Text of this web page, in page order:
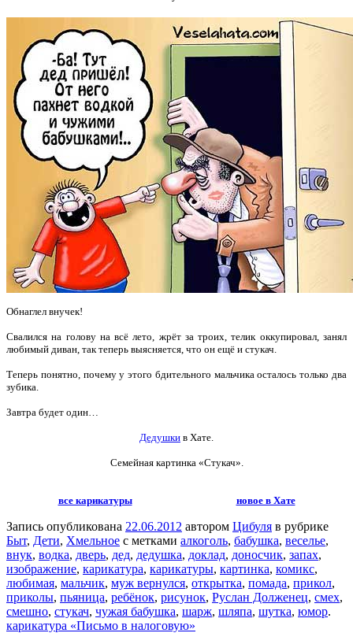
Обнаглел внучек!
Свалился на голову на всё лето, жрёт за троих, телик оккупировал, занял
любимый диван, так теперь выясняется, что он ещё и стукач.
Теперь понятно, почему у этого бдительного мальчика осталось только два
зубика.
Завтра будет один…
Дедушки в Хате.
Семейная картинка «Стукач».
все карикатуры новое в Хате
Запись опубликована 22.06.2012 автором Цибуля в рубрике
Быт, Дети, Хмельное с метками алкоголь, бабушка, веселье,
внук, водка, дверь, дед, дедушка, доклад, доносчик, запах,
изображение, карикатура, карикатуры, картинка, комикс,
любимая, мальчик, муж вернулся, открытка, помада, прикол,
приколы, пьяница, ребёнок, рисунок, Руслан Долженец, смех,
смешно, стукач, чужая бабушка, шарж, шляпа, шутка, юмор.
карикатура «Письмо в налоговую»